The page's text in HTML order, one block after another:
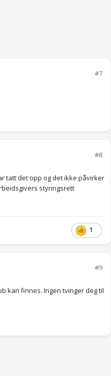
#7
#8
tatt det opp og det ikke påvirker
styringsrett
1
#9
kan finnes. Ingen tvinger deg til